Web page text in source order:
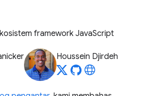
framework JavaScript
Houssein Djirdeh